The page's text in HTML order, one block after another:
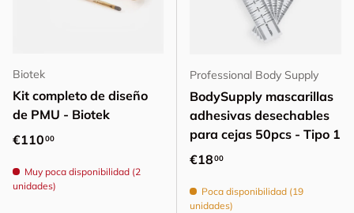
Biotek
Kit completo de diseño
de PMU - Biotek
Precio normal
€11000
Muy poca disponibilidad (2
unidades)
Professional Body Supply
BodySupply mascarillas
adhesivas desechables
para cejas 50pcs - Tipo 1
Precio normal
€1800
Poca disponibilidad (19
unidades)